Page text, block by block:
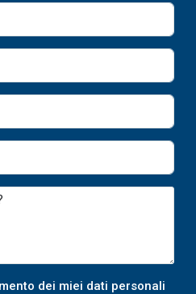
dei miei dati personali